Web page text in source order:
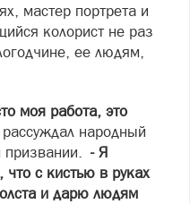
мастер портрета и
колорист не раз
ее людям,
моя работа, это
рассуждал народный
- Я
что с кистью в руках
и дарю людям